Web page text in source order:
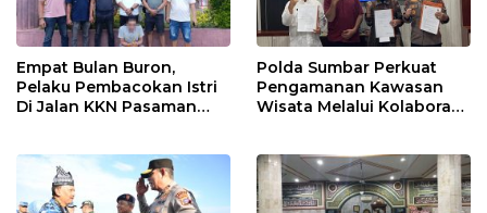
Empat Bulan Buron,
Pelaku Pembacokan Istri
Di Jalan KKN Pasaman
Pasbar Di Provinsi
Sumatera Utara
Polda Sumbar Perkuat
Pengamanan Kawasan
Wisata Melalui Kolaborasi